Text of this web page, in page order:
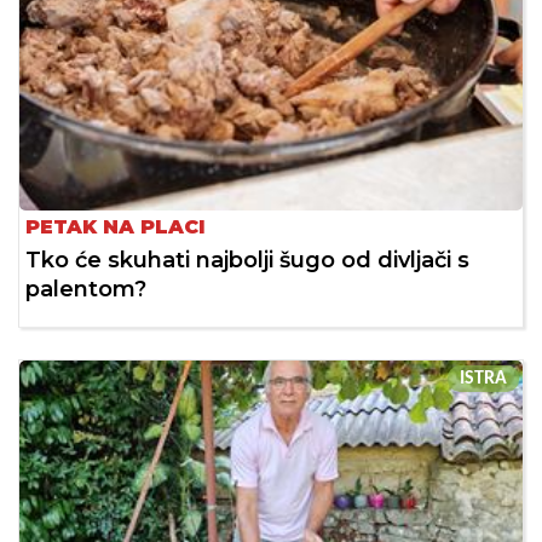
PETAK NA PLACI
Tko će skuhati najbolji šugo od divljači s
palentom?
ISTRA